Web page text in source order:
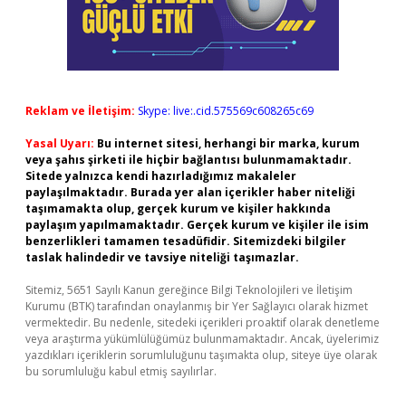
Reklam ve İletişim: Skype: live:.cid.575569c608265c69
Yasal Uyarı: Bu internet sitesi, herhangi bir marka, kurum
veya şahıs şirketi ile hiçbir bağlantısı bulunmamaktadır.
Sitede yalnızca kendi hazırladığımız makaleler
paylaşılmaktadır. Burada yer alan içerikler haber niteliği
taşımamakta olup, gerçek kurum ve kişiler hakkında
paylaşım yapılmamaktadır. Gerçek kurum ve kişiler ile isim
benzerlikleri tamamen tesadüfidir. Sitemizdeki bilgiler
taslak halindedir ve tavsiye niteliği taşımazlar.
Sitemiz, 5651 Sayılı Kanun gereğince Bilgi Teknolojileri ve İletişim
Kurumu (BTK) tarafından onaylanmış bir Yer Sağlayıcı olarak hizmet
vermektedir. Bu nedenle, sitedeki içerikleri proaktif olarak denetleme
veya araştırma yükümlülüğümüz bulunmamaktadır. Ancak, üyelerimiz
yazdıkları içeriklerin sorumluluğunu taşımakta olup, siteye üye olarak
bu sorumluluğu kabul etmiş sayılırlar.